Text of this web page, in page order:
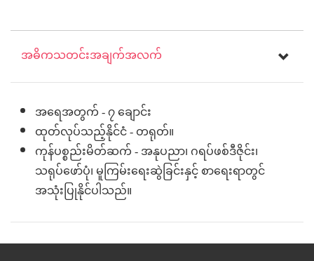
အဓိကသတင်းအချက်အလက်
အရေအတွက် - ၇ ချောင်း
ထုတ်လုပ်သည့်နိုင်ငံ - တရုတ်။
ကုန်ပစ္စည်းမိတ်ဆက် - အနုပညာ၊ ဂရပ်ဖစ်ဒီဇိုင်း၊
သရုပ်ဖော်ပုံ၊ မူကြမ်းရေးဆွဲခြင်းနှင့် စာရေးရာတွင်
အသုံးပြုနိုင်ပါသည်။